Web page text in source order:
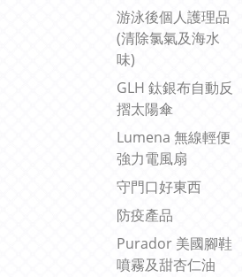
游泳後個人護理品
(清除氯氣及海水
味)
GLH 鈦銀布自動反
摺太陽傘
Lumena 無線輕便
強力電風扇
守門口好東西
防疫產品
Purador 美國腳鞋
噴霧及甜杏仁油